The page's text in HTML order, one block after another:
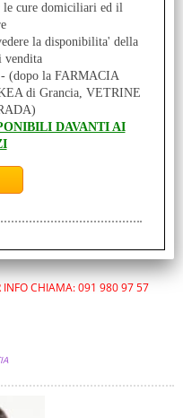
TG S (<38 cm) - PELLE
- Gommapiuma
all’altezza della
nel tratto cervicale della
INFO CHIAMA: 091 980 97 57
le cure domiciliari ed il
la disponibilita' della
vendita
(dopo la FARMACIA
di Grancia, VETRINE
DAVANTI AI